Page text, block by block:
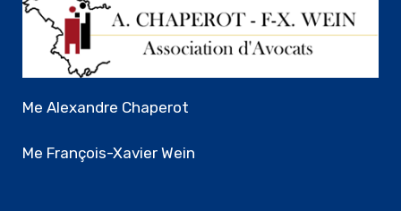
Me Alexandre Chaperot
Me François-Xavier Wein